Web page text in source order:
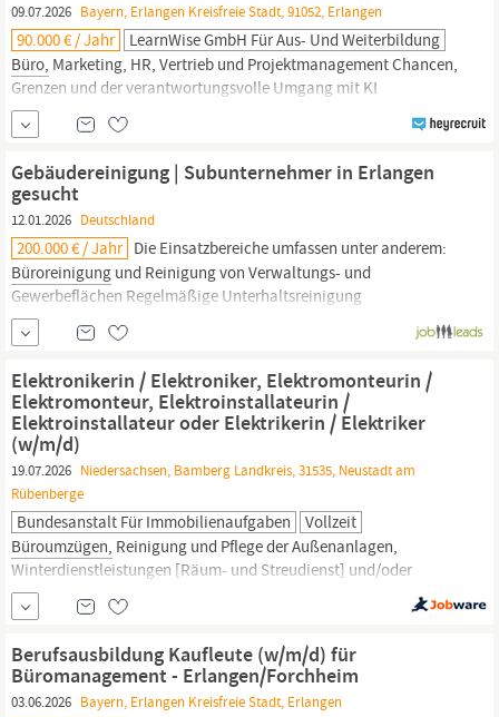
09.07.2026 Bayern, Erlangen Kreisfreie Stadt, 91052, Erlangen
90.000 € / Jahr
LearnWise GmbH Für Aus- Und Weiterbildung
Büro, Marketing, HR, Vertrieb und Projektmanagement Chancen,
Grenzen und der verantwortungsvolle Umgang mit KI
Praxisprojekte für dein persönliches Portfolio Dein Profil Interesse
an KI, digitalen Tools und modernen Arbeitsweisen Berufliche
daran, neue Technologien auszuprobieren
Gebäudereinigung | Subunternehmer in Erlangen
gesucht
12.01.2026 Deutschland
200.000 € / Jahr Die Einsatzbereiche umfassen unter anderem:
Büroreinigung und Reinigung von Verwaltungs- und
Gewerbeflächen Regelmäßige Unterhaltsreinigung
Sonderreinigungen, wie Grundreinigungen, Fassaden- und
Baureinigungen Als Subunternehmer übernehmen Sie
eigenverantwortlich Reinigungsaufträge in
Wohnanlagen sowie weiteren Objekten inErlangen.
Elektronikerin / Elektroniker, Elektromonteurin /
Elektromonteur, Elektroinstallateurin /
Elektroinstallateur oder Elektrikerin / Elektriker
(w/m/d)
19.07.2026 Niedersachsen, Bamberg Landkreis, 31535, Neustadt am
Rübenberge
Bundesanstalt Für Immobilienaufgaben
Vollzeit
Büroumzügen, Reinigung und Pflege der Außenanlagen,
Winterdienstleistungen [Räum- und Streudienst] und/oder
Kontrolle der Ausführung bei beauftragten Dritten/​Firmen)
Regelmäßige Liegenschaftskontrolle hinsichtlich des
Gesamtzustandes, der Sauberkeit und der Verkehrssicherheit
Entgegennahme, Bearbeitung und Weiterleitung von Schadens-
und
Berufsausbildung Kaufleute (w/m/d) für
Büromanagement - Erlangen/Forchheim
03.06.2026 Bayern, Erlangen Kreisfreie Stadt, Erlangen